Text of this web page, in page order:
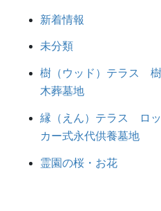
新着情報
未分類
樹（ウッド）テラス 樹
木葬墓地
縁（えん）テラス ロッ
カー式永代供養墓地
霊園の桜・お花